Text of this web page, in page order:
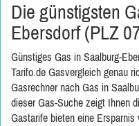
Die günstigsten
Ebersdorf (PLZ
Günstiges Gas in Saalburg-
Tarifo.de Gasvergleich genau
Gasrechner nach Gas in
dieser Gas-Suche zeigt Ihnen
Gastarife bieten eine